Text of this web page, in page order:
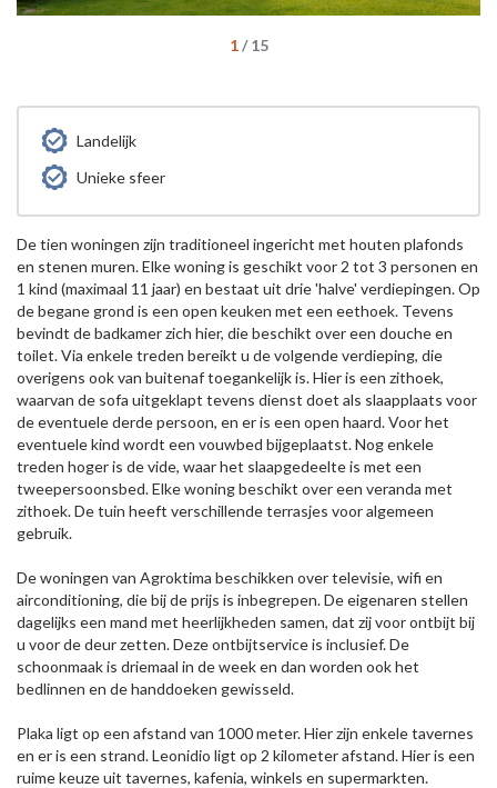
1/15
Landelijk
Unieke sfeer
De tien woningen zijn traditioneel ingericht met houten plafonds
en stenen muren. Elke woning is geschikt voor 2 tot 3 personen en
1 kind (maximaal 11 jaar) en bestaat uit drie 'halve' verdiepingen. Op
de begane grond is een open keuken met een eethoek. Tevens
bevindt de badkamer zich hier, die beschikt over een douche en
toilet. Via enkele treden bereikt u de volgende verdieping, die
overigens ook van buitenaf toegankelijk is. Hier is een zithoek,
waarvan de sofa uitgeklapt tevens dienst doet als slaapplaats voor
de eventuele derde persoon, en er is een open haard. Voor het
eventuele kind wordt een vouwbed bijgeplaatst. Nog enkele
treden hoger is de vide, waar het slaapgedeelte is met een
tweepersoonsbed. Elke woning beschikt over een veranda met
zithoek. De tuin heeft verschillende terrasjes voor algemeen
gebruik.
De woningen van Agroktima beschikken over televisie, wifi en
airconditioning, die bij de prijs is inbegrepen. De eigenaren stellen
dagelijks een mand met heerlijkheden samen, dat zij voor ontbijt bij
u voor de deur zetten. Deze ontbijtservice is inclusief. De
schoonmaak is driemaal in de week en dan worden ook het
bedlinnen en de handdoeken gewisseld.
Plaka ligt op een afstand van 1000 meter. Hier zijn enkele tavernes
en er is een strand. Leonidio ligt op 2 kilometer afstand. Hier is een
ruime keuze uit tavernes, kafenia, winkels en supermarkten.